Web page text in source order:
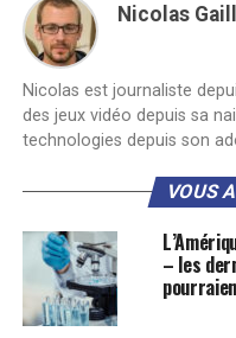
Nicolas
Nicolas est journaliste
des jeux vidéo depuis sa
technologies depuis son
VOUS
– les